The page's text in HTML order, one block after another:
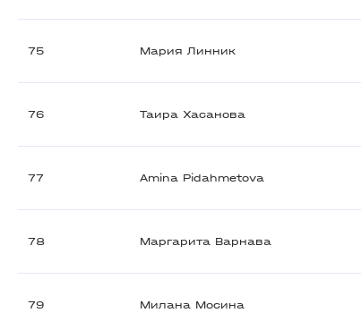
75 Мария Линник
76 Таира Хасанова
77 Amina Pidahmetova
78 Маргарита Варнава
79 Милана Мосина